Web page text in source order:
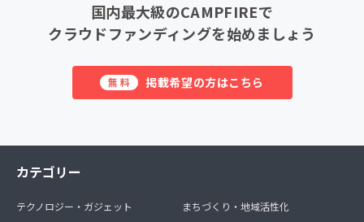
国内最大級のCAMPFIREで
クラウドファンディングを始めましょう
無料 掲載希望の方はこちら
カテゴリー
テクノロジー・ガジェット
まちづくり・地域活性化